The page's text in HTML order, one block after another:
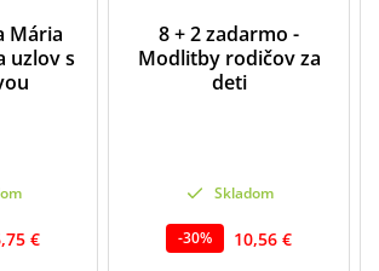
Mária
uzlov s
€
8 + 2 zadarmo -
Modlitby rodičov za
deti
Skladom
-30% 10,56 €